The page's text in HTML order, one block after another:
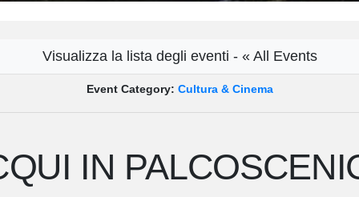
Visualizza la lista degli eventi - « All Events
Event Category: Cultura & Cinema
IN